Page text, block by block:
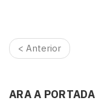
< Anterior
ARA A PORTADA